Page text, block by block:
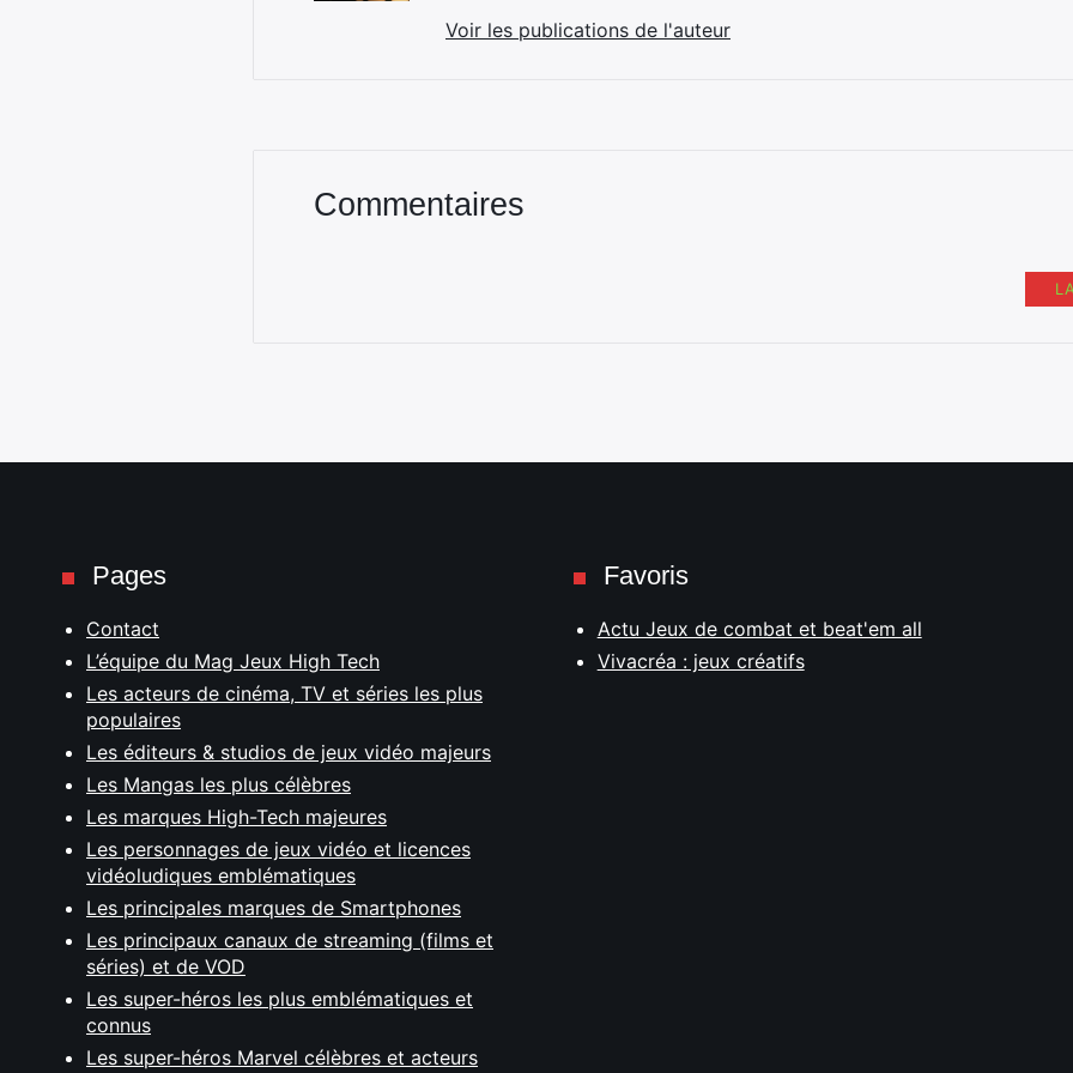
Voir les publications de l'auteur
Commentaires
Pages
Contact
L’équipe du Mag Jeux High Tech
Les acteurs de cinéma, TV et séries les plus
populaires
Les éditeurs & studios de jeux vidéo majeurs
Les Mangas les plus célèbres
Les marques High-Tech majeures
Les personnages de jeux vidéo et licences
vidéoludiques emblématiques
Les principales marques de Smartphones
Les principaux canaux de streaming (films et
séries) et de VOD
Les super-héros les plus emblématiques et
connus
Les super-héros Marvel célèbres et acteurs
Favoris
Actu Jeux de combat et beat'em all
Vivacréa : jeux créatifs